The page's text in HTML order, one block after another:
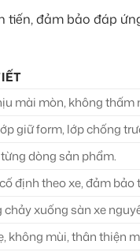
đảm bảo đáp
mài mòn, không thấm
giữ form, lớp chống
dòng sản phẩm.
định theo xe, đảm bảo
xuống sàn xe
không mùi, thân thiện